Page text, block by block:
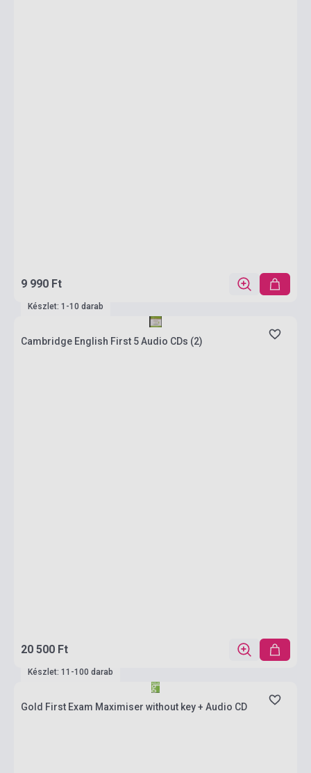
9 990 Ft
Készlet: 1-10 darab
Cambridge English First 5 Audio CDs (2)
20 500 Ft
Készlet: 11-100 darab
Gold First Exam Maximiser without key + Audio CD